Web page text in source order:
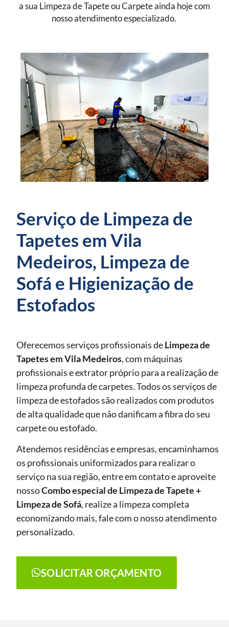
a sua Limpeza de Tapete ou Carpete ainda hoje com
nosso atendimento especializado.
Serviço de Limpeza de
Tapetes em Vila
Medeiros, Limpeza de
Sofá e Higienização de
Estofados
Oferecemos serviços profissionais deLimpeza de
Tapetesem Vila Medeiros, com máquinas
profissionais e extrator próprio para a realização de
limpeza profunda de carpetes. Todos os serviços de
limpeza de estofados são realizados com produtos
de alta qualidade que não danificam a fibra do seu
carpete ou estofado.
Atendemos residências e empresas, encaminhamos
os profissionais uniformizados para realizar o
serviço na sua região, entre em contato e aproveite
nossoCombo especial de Limpeza de Tapete +
Limpeza de Sofá, realize a limpeza completa
economizando mais, fale com o nosso atendimento
personalizado.
SOLICITAR ORÇAMENTO